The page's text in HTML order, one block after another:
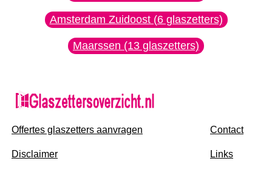
Amsterdam Zuidoost (6 glaszetters)
Maarssen (13 glaszetters)
Offertes glaszetters aanvragen
Disclaimer
Contact
Links